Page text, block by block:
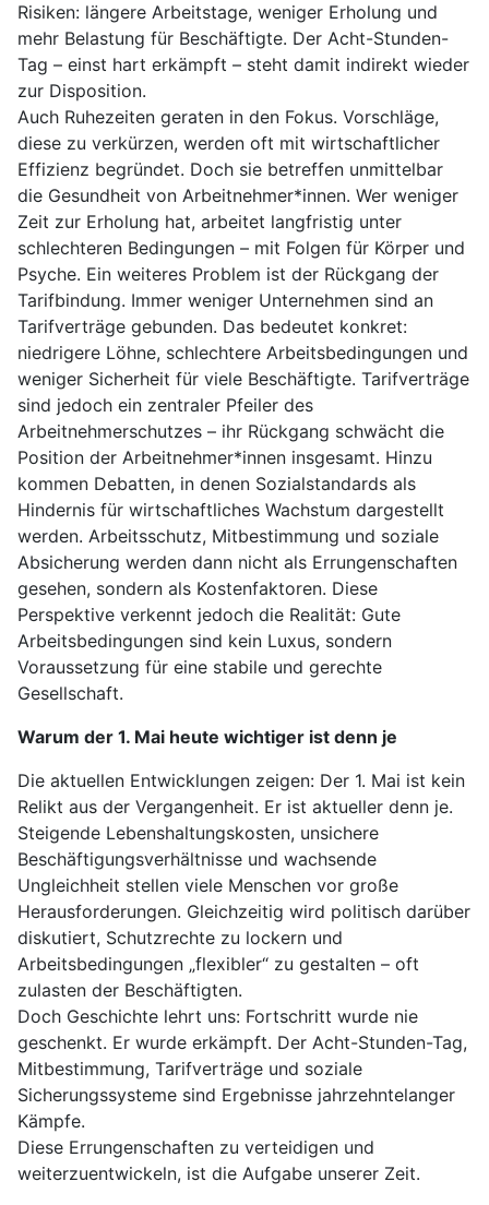
Risiken: längere Arbeitstage, weniger Erholung und
mehr Belastung für Beschäftigte. Der Acht-Stunden-
Tag – einst hart erkämpft – steht damit indirekt wieder
zur Disposition.
Auch Ruhezeiten geraten in den Fokus. Vorschläge,
diese zu verkürzen, werden oft mit wirtschaftlicher
Effizienz begründet. Doch sie betreffen unmittelbar
die Gesundheit von Arbeitnehmer*innen. Wer weniger
Zeit zur Erholung hat, arbeitet langfristig unter
schlechteren Bedingungen – mit Folgen für Körper und
Psyche. Ein weiteres Problem ist der Rückgang der
Tarifbindung. Immer weniger Unternehmen sind an
Tarifverträge gebunden. Das bedeutet konkret:
niedrigere Löhne, schlechtere Arbeitsbedingungen und
weniger Sicherheit für viele Beschäftigte. Tarifverträge
sind jedoch ein zentraler Pfeiler des
Arbeitnehmerschutzes – ihr Rückgang schwächt die
Position der Arbeitnehmer*innen insgesamt. Hinzu
kommen Debatten, in denen Sozialstandards als
Hindernis für wirtschaftliches Wachstum dargestellt
werden. Arbeitsschutz, Mitbestimmung und soziale
Absicherung werden dann nicht als Errungenschaften
gesehen, sondern als Kostenfaktoren. Diese
Perspektive verkennt jedoch die Realität: Gute
Arbeitsbedingungen sind kein Luxus, sondern
Voraussetzung für eine stabile und gerechte
Gesellschaft.
Warum der 1. Mai heute wichtiger ist denn je
Die aktuellen Entwicklungen zeigen: Der 1. Mai ist kein
Relikt aus der Vergangenheit. Er ist aktueller denn je.
Steigende Lebenshaltungskosten, unsichere
Beschäftigungsverhältnisse und wachsende
Ungleichheit stellen viele Menschen vor große
Herausforderungen. Gleichzeitig wird politisch darüber
diskutiert, Schutzrechte zu lockern und
Arbeitsbedingungen „flexibler“ zu gestalten – oft
zulasten der Beschäftigten.
Doch Geschichte lehrt uns: Fortschritt wurde nie
geschenkt. Er wurde erkämpft. Der Acht-Stunden-Tag,
Mitbestimmung, Tarifverträge und soziale
Sicherungssysteme sind Ergebnisse jahrzehntelanger
Kämpfe.
Diese Errungenschaften zu verteidigen und
weiterzuentwickeln, ist die Aufgabe unserer Zeit.